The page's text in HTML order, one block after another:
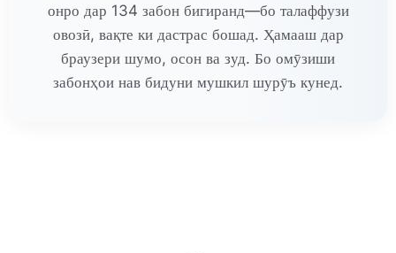
онро дар 134 забон бигиранд—бо талаффузи
овозӣ, вақте ки дастрас бошад. Ҳамааш дар
браузери шумо, осон ва зуд. Бо омӯзиши
забонҳои нав бидуни мушкил шурӯъ кунед.